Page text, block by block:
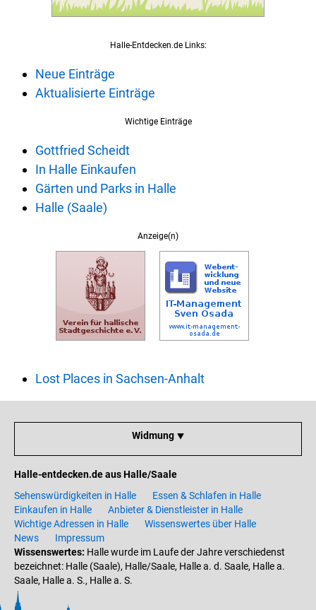
Halle-Entdecken.de Links:
Neue Einträge
Aktualisierte Einträge
Wichtige Einträge
Gottfried Scheidt
In Halle Einkaufen
Gärten und Parks in Halle
Halle (Saale)
Anzeige(n)
Lost Places in Sachsen-Anhalt
Widmung ⯆
Halle-entdecken.de aus Halle/Saale
Sehenswürdigkeiten in Halle
Essen & Schlafen in Halle
Einkaufen in Halle
Anbieter & Dienstleister in Halle
Wichtige Adressen in Halle
Wissenswertes über Halle
News
Impressum
Wissenswertes: Halle wurde im Laufe der Jahre verschiedenst
bezeichnet: Halle (Saale), Halle/Saale, Halle a. d. Saale, Halle a.
Saale, Halle a. S., Halle a. S.